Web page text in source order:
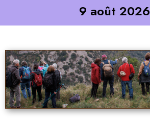
9 août 2026